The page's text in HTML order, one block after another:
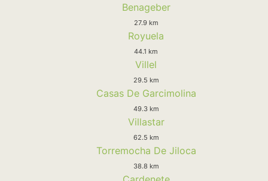
Benageber
27.9 km
Royuela
44.1 km
Villel
29.5 km
Casas De Garcimolina
49.3 km
Villastar
62.5 km
Torremocha De Jiloca
38.8 km